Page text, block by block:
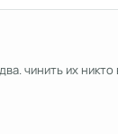
чинить их